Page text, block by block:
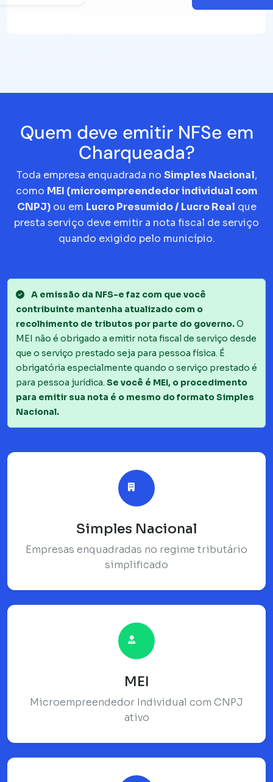
Quem deve emitir NFSe em
Charqueada?
Toda empresa enquadrada no Simples Nacional,
como MEI (microempreendedor individual com
CNPJ)ou em Lucro Presumido / Lucro Real que
presta serviço deve emitir a nota fiscal de serviço
quando exigido pelo município.
A emissão da NFS-e faz com que você
contribuinte mantenha atualizado com o
recolhimento de tributos por parte do governo.O
MEI não é obrigado a emitir nota fiscal de serviço desde
que o serviço prestado seja para pessoa física. É
obrigatória especialmente quando o serviço prestado é
para pessoa jurídica. Se você é MEI, o procedimento
para emitir sua nota é o mesmo do formato Simples
Nacional.
Simples Nacional
Empresas enquadradas no regime tributário
simplificado
MEI
Microempreendedor Individual com CNPJ
ativo